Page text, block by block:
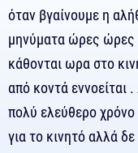
όταν βγαίνουμε η
μηνύματα ώρες ώρες
κάθονται ωρα στο
από κοντά εννοείται
πολύ ελεύθερο χρόνο
για το κινητό αλλά